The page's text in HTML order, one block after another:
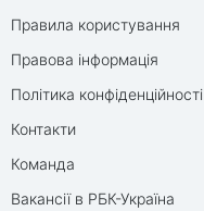
Правила користування
Правова інформація
Політика конфіденційності
Контакти
Команда
Вакансії в РБК-Україна